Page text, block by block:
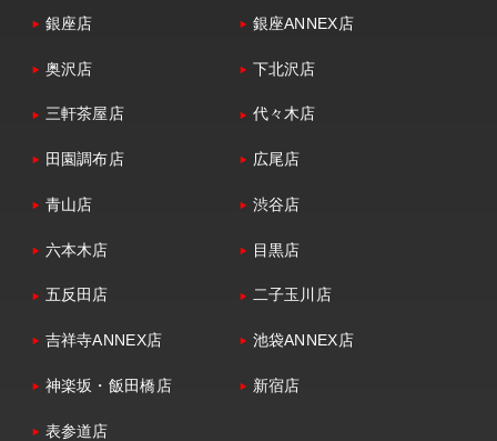
銀座店 銀座ANNEX店
奥沢店 下北沢店
三軒茶屋店 代々木店
田園調布店 広尾店
青山店 渋谷店
六本木店 目黒店
五反田店 二子玉川店
吉祥寺ANNEX店 池袋ANNEX店
神楽坂・飯田橋店 新宿店
表参道店